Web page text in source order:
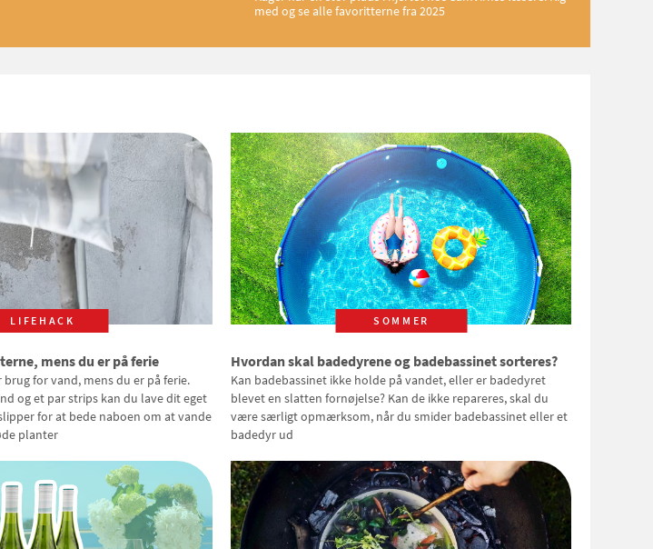
med og se alle favoritterne fra 2025
LIFEHACK
mens du er på ferie
for vand, mens du er på ferie.
og et par strips kan du lave dit eget
for at bede naboen om at vande
planter
SOMMER
Hvordan skal badedyrene og badebassinet sorteres?
Kan badebassinet ikke holde på vandet, eller er badedyret
blevet en slatten fornøjelse? Kan de ikke repareres, skal du
være særligt opmærksom, når du smider badebassinet eller et
badedyr ud